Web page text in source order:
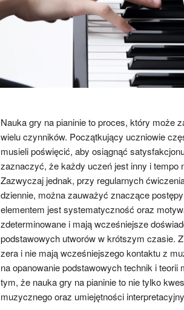
Nauka gry na pianinie to proces, który może
wielu czynników. Początkujący uczniowie
musieli poświęcić, aby osiągnąć
zaznaczyć, że każdy uczeń jest inny i tempo
Zazwyczaj jednak, przy regularnych
dziennie, można zauważyć znaczące
elementem jest systematyczność oraz
zdeterminowane i mają wcześniejsze
podstawowych utworów w krótszym czasie.
zera i nie mają wcześniejszego kontaktu z
na opanowanie podstawowych technik i
tym, że nauka gry na pianinie to nie tylko
muzycznego oraz umiejętności